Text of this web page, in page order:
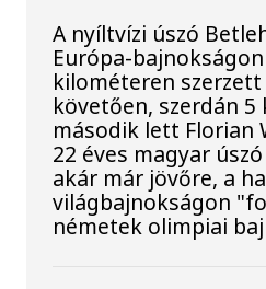
A nyíltvízi úszó
Európa-
kilométeren
követően, szerdán
második lett Florian
22 éves magyar
akár már jövőre, a
világbajnokságon
németek olimpiai